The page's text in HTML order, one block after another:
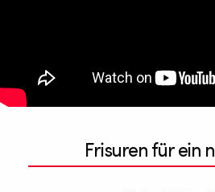
Frisuren für ein